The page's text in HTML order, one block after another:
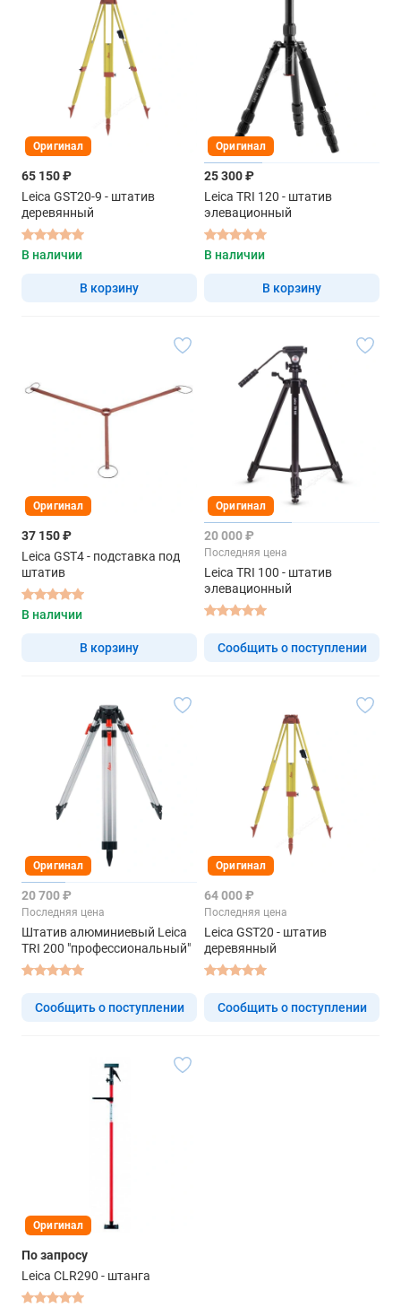
Оригинал
65 150 ₽
Leica GST20-9 - штатив
деревянный
В наличии
В корзину
Оригинал
25 300 ₽
Leica TRI 120 - штатив
элевационный
В наличии
В корзину
Оригинал
37 150 ₽
Leica GST4 - подставка под
штатив
В наличии
В корзину
Оригинал
20 000 ₽
Последняя цена
Leica TRI 100 - штатив
элевационный
Сообщить о поступлении
Оригинал
20 700 ₽
Последняя цена
Штатив алюминиевый Leica
TRI 200 "профессиональный"
Сообщить о поступлении
Оригинал
64 000 ₽
Последняя цена
Leica GST20 - штатив
деревянный
Сообщить о поступлении
Оригинал
По запросу
Leica CLR290 - штанга